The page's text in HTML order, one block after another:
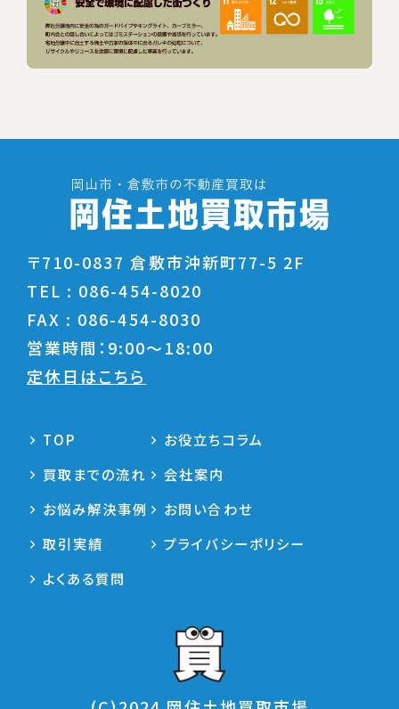
〒710-0837 倉敷市沖新町77-5 2F
TEL : 086-454-8020
FAX : 086-454-8030
営業時間：9:00〜18:00
定休日はこちら
TOP
買取までの流れ
お悩み解決事例
取引実績
よくある質問
お役立ちコラム
会社案内
お問い合わせ
プライバシーポリシー